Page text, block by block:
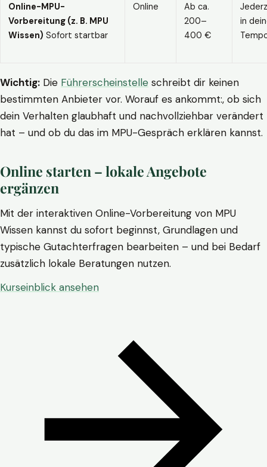
Online-MPU-
Vorbereitung (z. B. MPU
Wissen) Sofort startbar
Online
Ab ca.
200–
400 €
in
Wichtig: Die Führerscheinstelle schreibt dir keinen
bestimmten Anbieter vor. Worauf es ankommt:, ob sich
dein Verhalten glaubhaft und nachvollziehbar verändert
hat – und ob du das im MPU-Gespräch erklären kannst.
Online starten – lokale Angebote
ergänzen
Mit der interaktiven Online-Vorbereitung von MPU
Wissen kannst du sofort beginnst, Grundlagen und
typische Gutachterfragen bearbeiten – und bei Bedarf
zusätzlich lokale Beratungen nutzen.
Kurseinblick ansehen